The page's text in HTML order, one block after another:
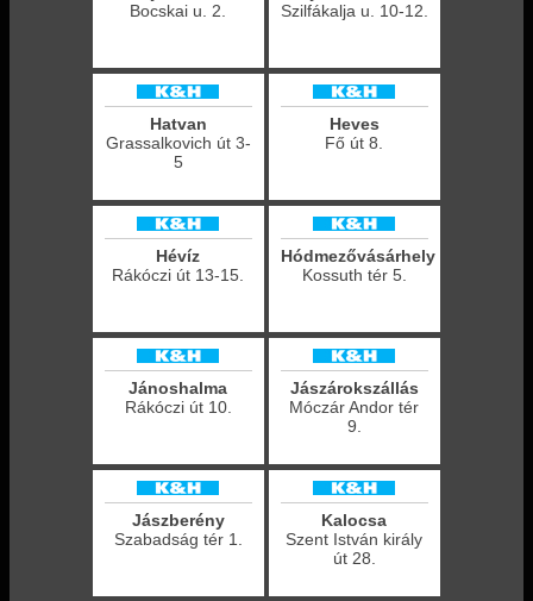
Bocskai u. 2.
Szilfákalja u. 10-12.
Hatvan
Grassalkovich út 3-
5
Heves
Fő út 8.
Hévíz
Rákóczi út 13-15.
Hódmezővásárhely
Kossuth tér 5.
Jánoshalma
Rákóczi út 10.
Jászárokszállás
Móczár Andor tér
9.
Jászberény
Szabadság tér 1.
Kalocsa
Szent István király
út 28.